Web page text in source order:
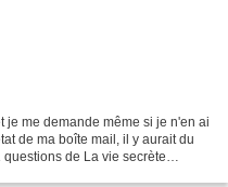
je me demande même si je n'en ai
de ma boîte mail, il y aurait du
de La vie secrète